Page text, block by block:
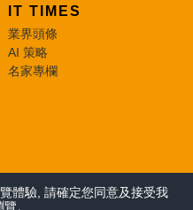
IT TIMES
業界頭條
AI 策略
名家專欄
體驗, 請確定您同意及接受我
。